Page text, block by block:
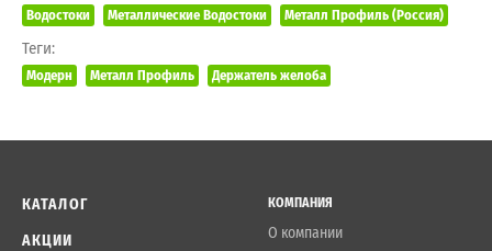
Водостоки Металлические Водостоки Металл Профиль (Россия)
Теги:
Модерн Металл Профиль Держатель желоба
КАТАЛОГ
АКЦИИ
КОМПАНИЯ
О компании